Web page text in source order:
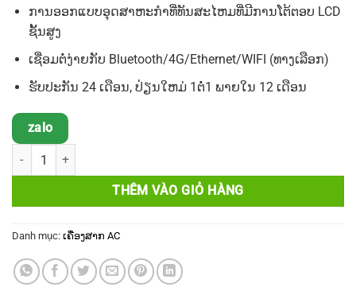
ການອອກແບບອຸດສາຫະກໍາທີ່ທັນສະໄຫມທີ່ມີການໂຕ້ຕອບ LCD
ຊັ້ນສູງ
ເຊື່ອມຕໍ່ງ່າຍກັບ Bluetooth/4G/Ethernet/WIFI (ທາງເລືອກ)
ຮັບປະກັນ 24 ເດືອນ, ປ່ຽນໃຫມ່1 ຕໍ່1 ພາຍໃນ 12 ເດືອນ
zalo
ເຄື່ອງສາກໄຟຕິດຝາ EverEV 11kW số lượng
THÊM VÀO GIỎ HÀNG
Danh mục: ເຄື່ອງສາກ AC